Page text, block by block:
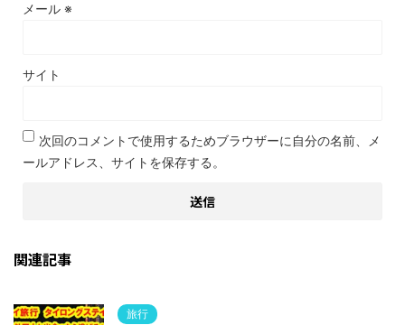
メール ※
サイト
次回のコメントで使用するためブラウザーに自分の名前、メ
ールアドレス、サイトを保存する。
関連記事
旅行